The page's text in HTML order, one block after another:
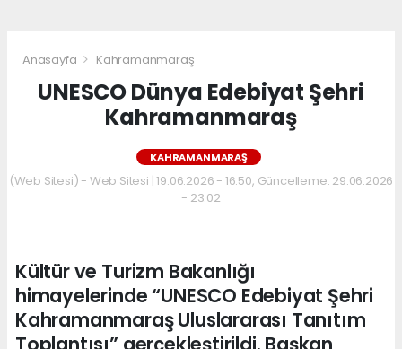
Anasayfa Kahramanmaraş
UNESCO Dünya Edebiyat Şehri
Kahramanmaraş
KAHRAMANMARAŞ
(Web Sitesi) - Web Sitesi | 19.06.2026 - 16:50, Güncelleme: 29.06.2026
- 23:02
Kültür ve Turizm Bakanlığı
himayelerinde “UNESCO Edebiyat Şehri
Kahramanmaraş Uluslararası Tanıtım